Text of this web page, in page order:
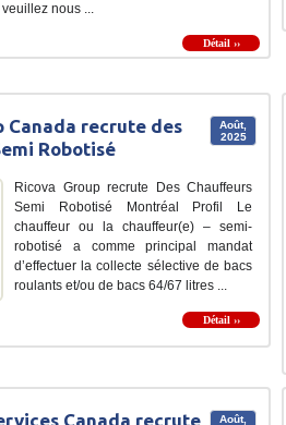
nous ...
Détail ››
Août,
2025
Canada recrute des
Robotisé
Ricova Group recrute Des Chauffeurs
Semi Robotisé Montréal Profil Le
chauffeur ou la chauffeur(e) – semi-
robotisé a comme principal mandat
d’effectuer la collecte sélective de bacs
roulants et/ou de bacs 64/67 litres ...
Détail ››
Août,
Canada recrute